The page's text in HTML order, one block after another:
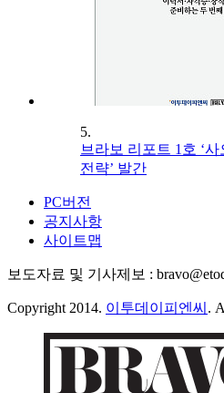
5.
브라보 리포트 1호 ‘
전략’ 발간
PC버전
공지사항
사이트맵
보도자료 및 기사제보 :
Copyright 2014. 이투데이피엔씨 .